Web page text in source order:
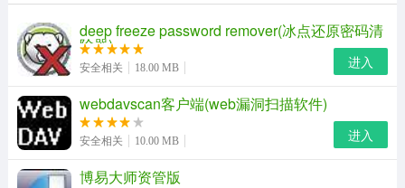
的文件和文件夹进行有序的排列，让你电脑更加整洁。软
件不会大规模更改你桌面内容，更不会影响你对桌面的操
作。
柠檬桌面官方版功能
清爽整洁
快速整理桌面图标，创新的图标盒子收纳各类图标，一切
deep freeze password remover(冰点还原密码清
除器)
安全相关 18.00 MB 进入
webdavscan客户端(web漏洞扫描软件)
安全相关 10.00 MB 进入
博易大师资管版